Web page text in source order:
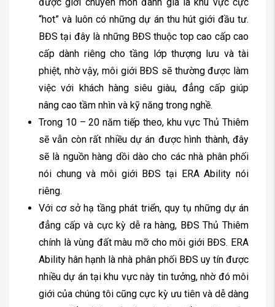
“hot” và luôn có những dự án thu hút giới đầu tư.
BĐS tại đây là những BĐS thuộc top cao cấp cao
cấp dành riêng cho tầng lớp thượng lưu và tài
phiệt, nhờ vậy, môi giới BĐS sẽ thường được làm
việc với khách hàng siêu giàu, đẳng cấp giúp
nâng cao tầm nhìn và kỹ năng trong nghề.
Trong 10 – 20 năm tiếp theo, khu vực Thủ Thiêm
sẽ vẫn còn rất nhiều dự án được hình thành, đây
sẽ là nguồn hàng dồi dào cho các nhà phân phối
nói chung và môi giới BĐS tại ERA Ability nói
riêng.
Với cơ sở hạ tầng phát triển, quy tụ những dự án
đẳng cấp và cực kỳ dễ ra hàng, BĐS Thủ Thiêm
chính là vùng đất màu mỡ cho môi giới BĐS. ERA
Ability hân hạnh là nhà phân phối BĐS uy tín được
nhiều dự án tại khu vực này tin tưởng, nhờ đó môi
giới của chúng tôi cũng cực kỳ ưu tiên và dễ dàng